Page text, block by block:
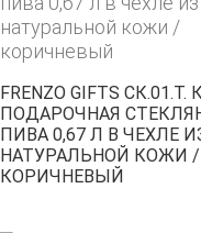
FRENZO GIFTS
ПОДАРОЧНАЯ
ПИВА 0,67 Л В ЧЕХЛЕ
НАТУРАЛЬНОЙ КОЖИ /
КОРИЧНЕВЫЙ